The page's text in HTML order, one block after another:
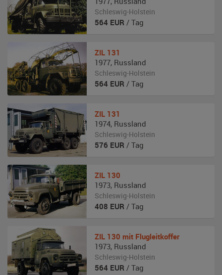
Schleswig-Holstein
564 EUR / Tag
ZIL 131
1977, Russland
Schleswig-Holstein
564 EUR / Tag
ZIL 131
1974, Russland
Schleswig-Holstein
576 EUR / Tag
ZIL 130
1973, Russland
Schleswig-Holstein
408 EUR / Tag
ZIL 130 mit Flugleitkoffer
1973, Russland
Schleswig-Holstein
564 EUR / Tag